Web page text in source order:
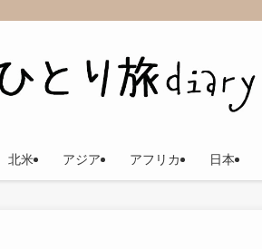
北米 アジア アフリカ 日本